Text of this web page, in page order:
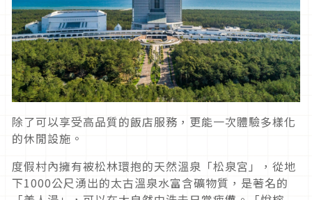
除了可以享受高品質的飯店服務，更能一次體驗多樣化
的休閒設施。
度假村內擁有被松林環抱的天然溫泉「松泉宮」，從地
下1000公尺湧出的太古溫泉水富含礦物質，是著名的